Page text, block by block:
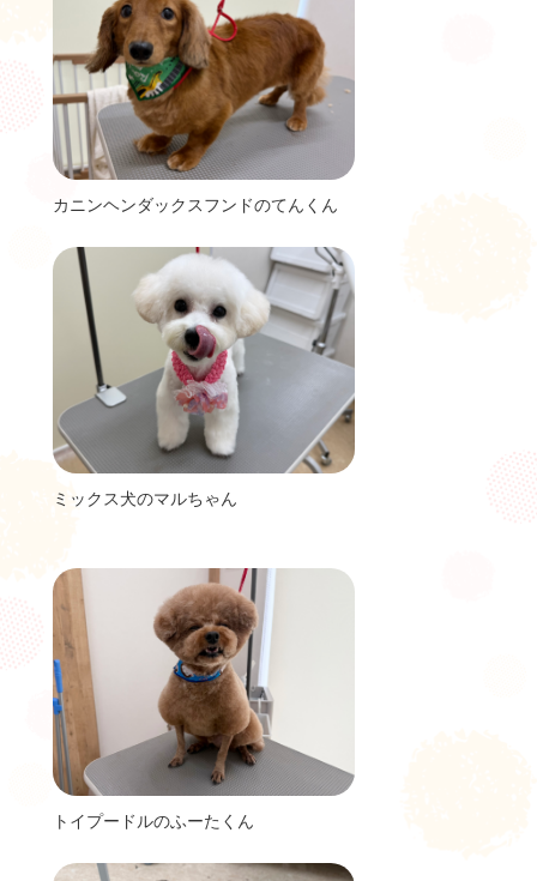
カニンヘンダックスフンドのてんくん
ミックス犬のマルちゃん
トイプードルのふーたくん